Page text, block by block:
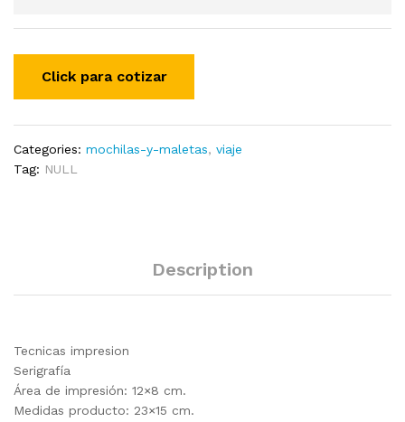
Categories: mochilas-y-maletas, viaje
Tag: NULL
Description
Tecnicas impresion
Serigrafía
Área de impresión: 12×8 cm.
Medidas producto: 23×15 cm.